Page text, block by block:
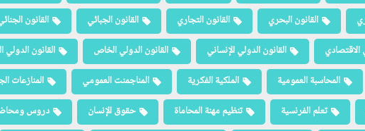
القانون البحري القانون التجاري القانون الجبائي القانون
الاقتصادي القانون الدولي الإنساني القانون الدولي الخاص القانون الدولي
المحاسبة العمومية الملكية الفكرية المناجمنت العمومي المنازعات
تعلم الفرنسية تنظيم مهنة المحاماة حقوق الإنسان دروس